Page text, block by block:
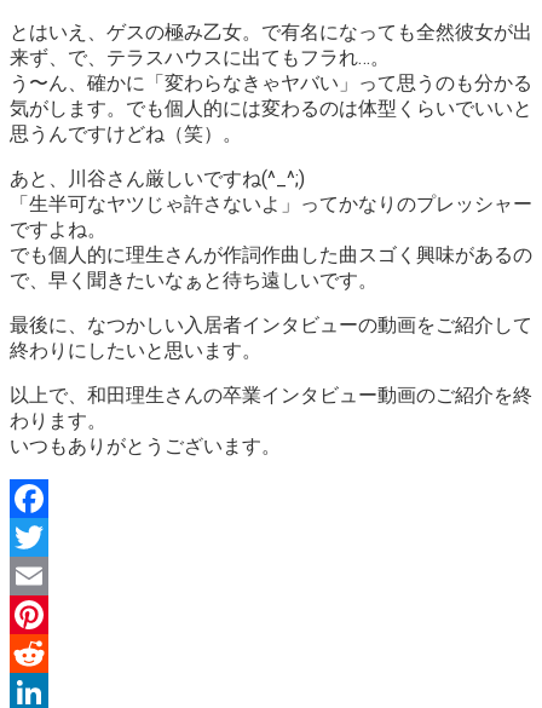
とはいえ、ゲスの極み乙女。で有名になっても全然彼女が出
来ず、で、テラスハウスに出てもフラれ…。
う〜ん、確かに「変わらなきゃヤバい」って思うのも分かる
気がします。でも個人的には変わるのは体型くらいでいいと
思うんですけどね（笑）。
あと、川谷さん厳しいですね(^_^;)
「生半可なヤツじゃ許さないよ」 ってかなりのプレッシャー
ですよね。
でも個人的に理生さんが作詞作曲した曲スゴく興味があるの
で、早く聞きたいなぁと待ち遠しいです。
最後に、なつかしい入居者インタビューの動画をご紹介して
終わりにしたいと思います。
以上で、和田理生さんの卒業インタビュー動画のご紹介を終
わります。
いつもありがとうございます。
Facebook
Twitter
Email
Pinterest
Reddit